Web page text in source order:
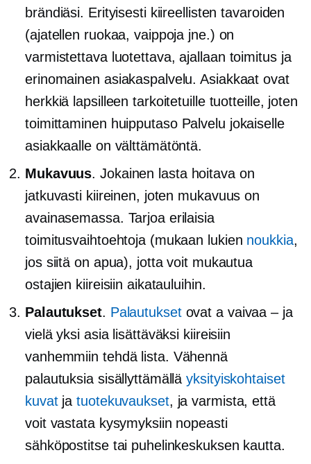
brändiäsi. Erityisesti kiireellisten tavaroiden
(ajatellen ruokaa, vaippoja jne.) on
varmistettava luotettava,ajallaan toimitus ja
erinomainen asiakaspalvelu. Asiakkaat ovat
herkkiä lapsilleen tarkoitetuille tuotteille, joten
toimittaminen huipputasoPalvelu jokaiselle
asiakkaalle on välttämätöntä.
Mukavuus. Jokainen lasta hoitava on
jatkuvasti kiireinen, joten mukavuus on
avainasemassa. Tarjoa erilaisia ​​
toimitusvaihtoehtoja (mukaan lukien noukkia,
jos siitä on apua), jotta voit mukautua
ostajien kiireisiin aikatauluihin.
Palautukset. Palautuksetovat a vaivaa – ja
vielä yksi asia lisättäväksi kiireisiin
vanhemmiin tehdälista. Vähennä
palautuksia sisällyttämälläyksityiskohtaiset
kuvatjatuotekuvaukset, ja varmista, että
voit vastata kysymyksiin nopeasti
sähköpostitse tai puhelinkeskuksen kautta.